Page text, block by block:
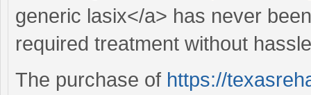
generic lasix</a> has never
required treatment without
The purchase of https://